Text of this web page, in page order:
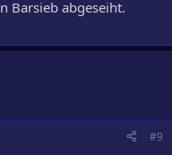
Barsieb abgeseiht.
#9